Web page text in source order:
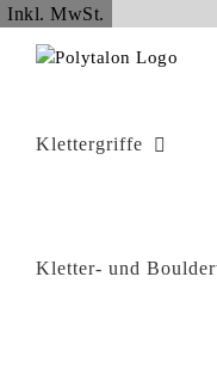
Inkl. MwSt.
springen
Klettergriffe
Kletter- und